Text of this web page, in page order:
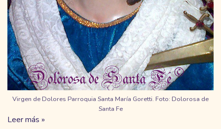
Virgen de Dolores Parroquia Santa María Goretti. Foto: Dolorosa de
Santa Fe
Leer más »